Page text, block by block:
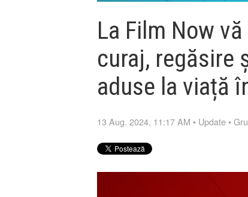
La Film Now
curaj, regăsire
aduse la viață
13 Aug. 2024, 11:17 AM • Update •